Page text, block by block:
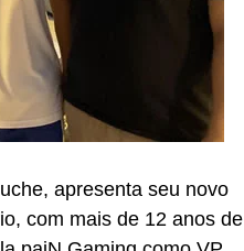
apresenta seu novo
com mais de 12 anos de